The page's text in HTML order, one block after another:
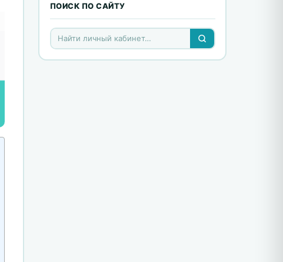
ПОИСК ПО САЙТУ